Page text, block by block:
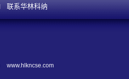
联系华林科纳
www.hlkncse.com